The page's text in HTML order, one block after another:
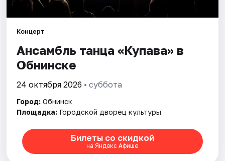
Рейтинги
Концерт
Ансамбль танца «Купава» в
Обнинске
24 октября 2026 • суббота
Город: Обнинск
Площадка: Городской дворец культуры
Билеты со скидкой
на Яндекс Афише